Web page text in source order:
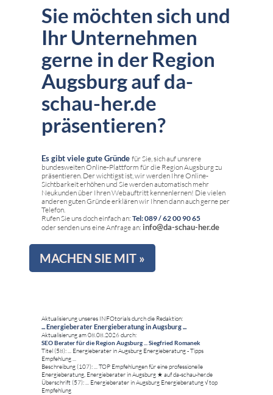
Sie möchten sich und
Ihr Unternehmen
gerne in der Region
Augsburg auf da-
schau-her.de
präsentieren?
Es gibt viele gute Gründe für Sie, sich auf unsrere
bundesweiten Online-Plattform für die Region Augsburg zu
präsentieren. Der wichtigst ist, wir werden Ihre Online-
Sichtbarkeit erhöhen und Sie werden automatisch mehr
Neukunden über Ihren Webauftritt kennenlernen! Die vielen
anderen guten Gründe erklären wir Ihnen dann auch gerne per
Telefon.
Rufen Sie uns doch einfach an: Tel: 089 / 62 00 90 65
oder senden uns eine Anfrage an: info@da-schau-her.de
MACHEN SIE MIT »
Aktualisierung unseres INFOtorials durch die Redaktion:
... Energieberater Energieberatung in Augsburg ...
Aktualisierung am 08.08.2026 durch:
SEO Berater für die Region Augsburg ... Siegfried Romanek
Titel (58): ... Energieberater in Augsburg Energieberatung - Tipps
Empfehlung ...
Beschreibung (107): ... TOP Empfehlungen für eine professionelle
Energieberatung, Energieberater in Augsburg ★ auf da-schau-her.de
Überschrift (57): ... Energieberater in Augsburg Energieberatung √ top
Empfehlung